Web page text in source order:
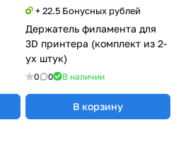
+ 22.5 Бонусных рублей
Держатель филамента для
3D принтера (комплект из 2-
ух штук)
0 0 В наличии
В корзину